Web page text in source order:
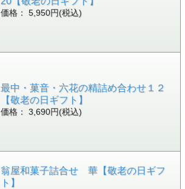
価格： 5,950円(税込)
最中・菓音・六花の精詰め合わせ１２
【敬老の日ギフト】
価格： 3,690円(税込)
翁屋和菓子詰合せ 華【敬老の日ギフ
ト】